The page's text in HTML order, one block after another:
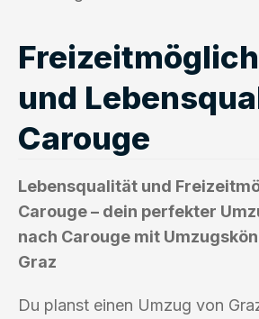
und
Carouge
Lebensqualität und
Carouge – dein perfekter
nach Carouge mit
Graz
Du planst einen Umzug von